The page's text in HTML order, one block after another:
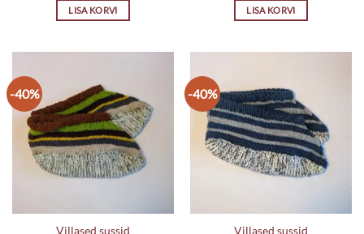
oli:
20.00€.
LISA KORVI
oli:
20.00€.
LISA KORVI
-40%
Villased sussid
-40%
Villased sussid